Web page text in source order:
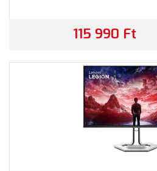
115 990 Ft